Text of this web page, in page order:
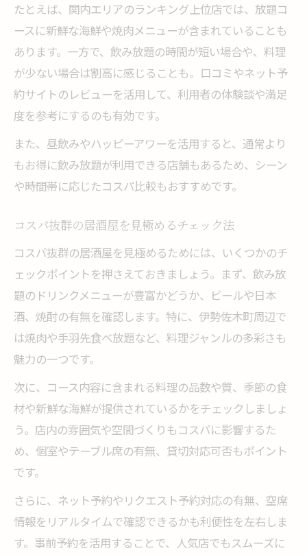
たとえば、関内エリアのランキング上位店では、放題コ
ースに新鮮な海鮮や焼肉メニューが含まれていることも
あります。一方で、飲み放題の時間が短い場合や、料理
が少ない場合は割高に感じることも。口コミやネット予
約サイトのレビューを活用して、利用者の体験談や満足
度を参考にするのも有効です。
また、昼飲みやハッピーアワーを活用すると、通常より
もお得に飲み放題が利用できる店舗もあるため、シーン
や時間帯に応じたコスパ比較もおすすめです。
コスパ抜群の居酒屋を見極めるチェック法
コスパ抜群の居酒屋を見極めるためには、いくつかのチ
ェックポイントを押さえておきましょう。まず、飲み放
題のドリンクメニューが豊富かどうか、ビールや日本
酒、焼酎の有無を確認します。特に、伊勢佐木町周辺で
は焼肉や手羽先食べ放題など、料理ジャンルの多彩さも
魅力の一つです。
次に、コース内容に含まれる料理の品数や質、季節の食
材や新鮮な海鮮が提供されているかをチェックしましょ
う。店内の雰囲気や空間づくりもコスパに影響するた
め、個室やテーブル席の有無、貸切対応可否もポイント
です。
さらに、ネット予約やリクエスト予約対応の有無、空席
情報をリアルタイムで確認できるかも利便性を左右しま
す。事前予約を活用することで、人気店でもスムーズに